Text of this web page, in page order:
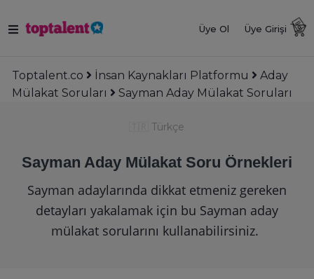
Üye Ol Üye Girişi
Toptalent.co İnsan Kaynakları Platformu
Aday
Mülakat Soruları
Sayman Aday Mülakat Soruları
Türkçe
Sayman Aday Mülakat Soru Örnekleri
Sayman adaylarında dikkat etmeniz gereken
detayları yakalamak için bu Sayman aday
mülakat sorularını kullanabilirsiniz.